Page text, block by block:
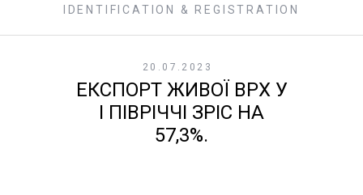
IDENTIFICATION & REGISTRATION
20.07.2023
ЕКСПОРТ ЖИВОЇ ВРХ У
І ПІВРІЧЧІ ЗРІС НА
57,3%.